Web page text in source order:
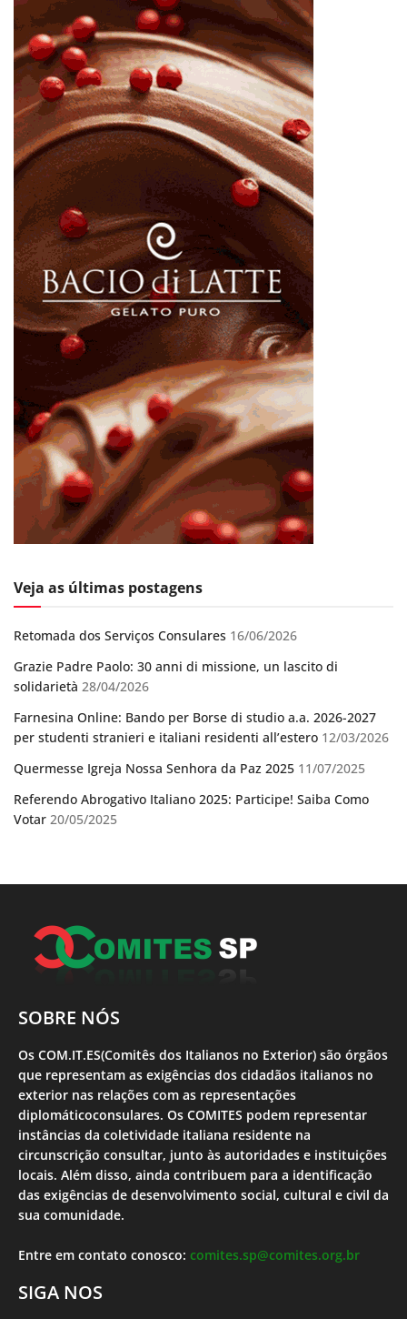
Veja as últimas postagens
Retomada dos Serviços Consulares 16/06/2026
Grazie Padre Paolo: 30 anni di missione, un lascito di
solidarietà 28/04/2026
Farnesina Online: Bando per Borse di studio a.a. 2026-2027
per studenti stranieri e italiani residenti all’estero 12/03/2026
Quermesse Igreja Nossa Senhora da Paz 2025 11/07/2025
Referendo Abrogativo Italiano 2025: Participe! Saiba Como
Votar 20/05/2025
SOBRE NÓS
Os COM.IT.ES(Comitês dos Italianos no Exterior) são órgãos
que representam as exigências dos cidadãos italianos no
exterior nas relações com as representações
diplomáticoconsulares. Os COMITES podem representar
instâncias da coletividade italiana residente na
circunscrição consultar, junto às autoridades e instituições
locais. Além disso, ainda contribuem para a identificação
das exigências de desenvolvimento social, cultural e civil da
sua comunidade.
Entre em contato conosco: comites.sp@comites.org.br
SIGA NOS